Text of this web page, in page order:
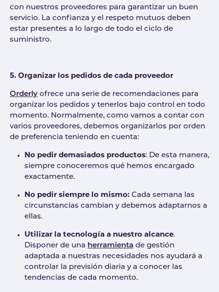
con nuestros proveedores para garantizar un buen
servicio. La confianza y el respeto mutuos deben
estar presentes a lo largo de todo el ciclo de
suministro.
5. Organizar los pedidos de cada proveedor
Orderly ofrece una serie de recomendaciones para
organizar los pedidos y tenerlos bajo control en todo
momento. Normalmente, como vamos a contar con
varios proveedores, debemos organizarlos por orden
de preferencia teniendo en cuenta:
No pedir demasiados productos: De esta manera,
siempre conoceremos qué hemos encargado
exactamente.
No pedir siempre lo mismo: Cada semana las
circunstancias cambian y debemos adaptarnos a
ellas.
Utilizar la tecnología a nuestro alcance.
Disponer de una herramienta de gestión
adaptada a nuestras necesidades nos ayudará a
controlar la previsión diaria y a conocer las
tendencias de cada momento.